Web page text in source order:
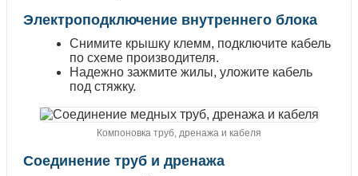
Электроподключение внутреннего блока
Снимите крышку клемм, подключите кабель
по схеме производителя.
Надежно зажмите жилы, уложите кабель
под стяжку.
Компоновка труб, дренажа и кабеля
Соединение труб и дренажа